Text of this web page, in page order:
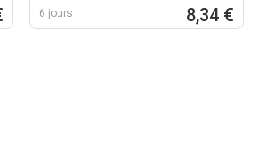
6 jours 8,34 €